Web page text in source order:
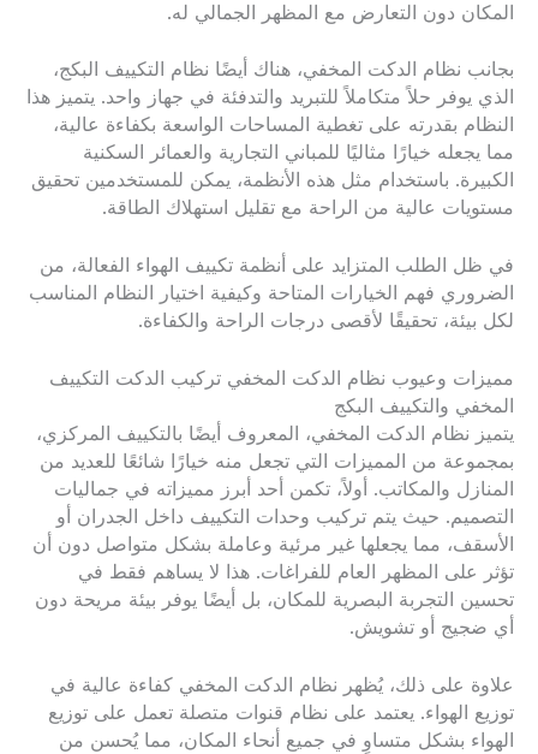
المكان دون التعارض مع المظهر الجمالي له.
بجانب نظام الدكت المخفي، هناك أيضًا نظام التكييف البكج،
الذي يوفر حلاً متكاملاً للتبريد والتدفئة في جهاز واحد. يتميز هذا
النظام بقدرته على تغطية المساحات الواسعة بكفاءة عالية،
مما يجعله خيارًا مثاليًا للمباني التجارية والعمائر السكنية
الكبيرة. باستخدام مثل هذه الأنظمة، يمكن للمستخدمين تحقيق
مستويات عالية من الراحة مع تقليل استهلاك الطاقة.
في ظل الطلب المتزايد على أنظمة تكييف الهواء الفعالة، من
الضروري فهم الخيارات المتاحة وكيفية اختيار النظام المناسب
لكل بيئة، تحقيقًا لأقصى درجات الراحة والكفاءة.
مميزات وعيوب نظام الدكت المخفي تركيب الدكت التكييف
المخفي والتكييف البكج
يتميز نظام الدكت المخفي، المعروف أيضًا بالتكييف المركزي،
بمجموعة من المميزات التي تجعل منه خيارًا شائعًا للعديد من
المنازل والمكاتب. أولاً، تكمن أحد أبرز مميزاته في جماليات
التصميم. حيث يتم تركيب وحدات التكييف داخل الجدران أو
الأسقف، مما يجعلها غير مرئية وعاملة بشكل متواصل دون أن
تؤثر على المظهر العام للفراغات. هذا لا يساهم فقط في
تحسين التجربة البصرية للمكان، بل أيضًا يوفر بيئة مريحة دون
أي ضجيج أو تشويش.
علاوة على ذلك، يُظهر نظام الدكت المخفي كفاءة عالية في
توزيع الهواء. يعتمد على نظام قنوات متصلة تعمل على توزيع
الهواء بشكل متساوٍ في جميع أنحاء المكان، مما يُحسن من